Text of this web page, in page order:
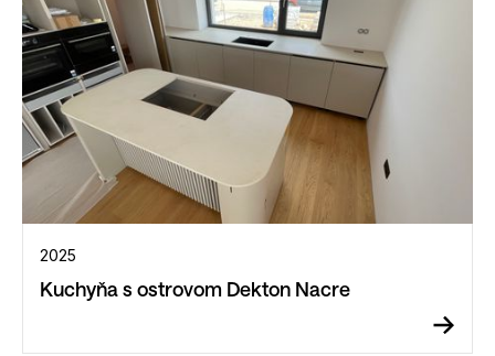
2025
Kuchyňa s ostrovom Dekton Nacre